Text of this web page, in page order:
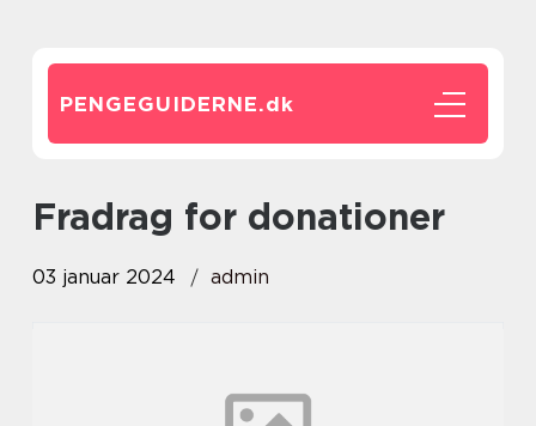
PENGEGUIDERNE.dk
fradrag for donationer
03 januar 2024 admin